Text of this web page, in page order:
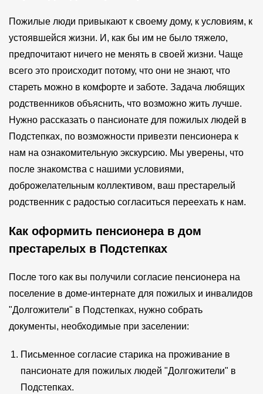
Пожилые люди привыкают к своему дому, к условиям, к
устоявшейся жизни. И, как бы им не было тяжело,
предпочитают ничего не менять в своей жизни. Чаще
всего это происходит потому, что они не знают, что
стареть можно в комфорте и заботе. Задача любящих
родственников объяснить, что возможно жить лучше.
Нужно рассказать о пансионате для пожилых людей в
Подстепках, по возможности привезти пенсионера к
нам на ознакомительную экскурсию. Мы уверены, что
после знакомства с нашими условиями,
доброжелательным коллективом, ваш престарелый
родственник с радостью согласиться переехать к нам.
Как оформить пенсионера в дом
престарелых в Подстепках
После того как вы получили согласие пенсионера на
поселение в доме-интернате для пожилых и инвалидов
"Долгожители" в Подстепках, нужно собрать
документы, необходимые при заселении:
Письменное согласие старика на проживание в
пансионате для пожилых людей "Долгожители" в
Подстепках.